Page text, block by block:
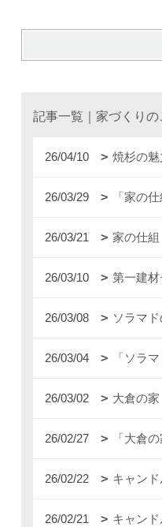
記事一覧｜家づくりの
26/04/10 焼杉の魅
26/03/29 「家の
26/03/21 家の仕
26/03/10 第一建
26/03/08 ソラマ
26/03/04 「ソラ
26/03/02 大倉の
26/02/27 「大倉
26/02/22 キャン
26/02/21 キャン